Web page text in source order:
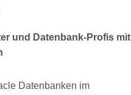
und Datenbank-Profis mit
Datenbanken im